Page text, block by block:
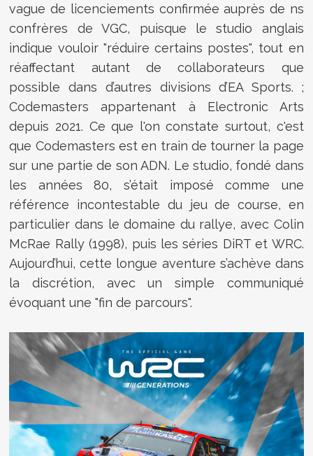
vague de licenciements confirmée auprès de ns
confrères de VGC, puisque le studio anglais
indique vouloir "réduire certains postes", tout en
réaffectant autant de collaborateurs que
possible dans d’autres divisions d’EA Sports. ;
Codemasters appartenant à Electronic Arts
depuis 2021. Ce que l'on constate surtout, c'est
que Codemasters est en train de tourner la page
sur une partie de son ADN. Le studio, fondé dans
les années 80, s’était imposé comme une
référence incontestable du jeu de course, en
particulier dans le domaine du rallye, avec Colin
McRae Rally (1998), puis les séries DiRT et WRC.
Aujourd’hui, cette longue aventure s’achève dans
la discrétion, avec un simple communiqué
évoquant une "fin de parcours".